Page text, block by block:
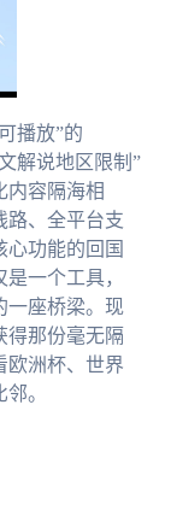
播放”的
解说地区限制”
内容隔海相
路、全平台支
功能的回国
一个工具，
一座桥梁。现
得那份毫无隔
欧洲杯、世界
。